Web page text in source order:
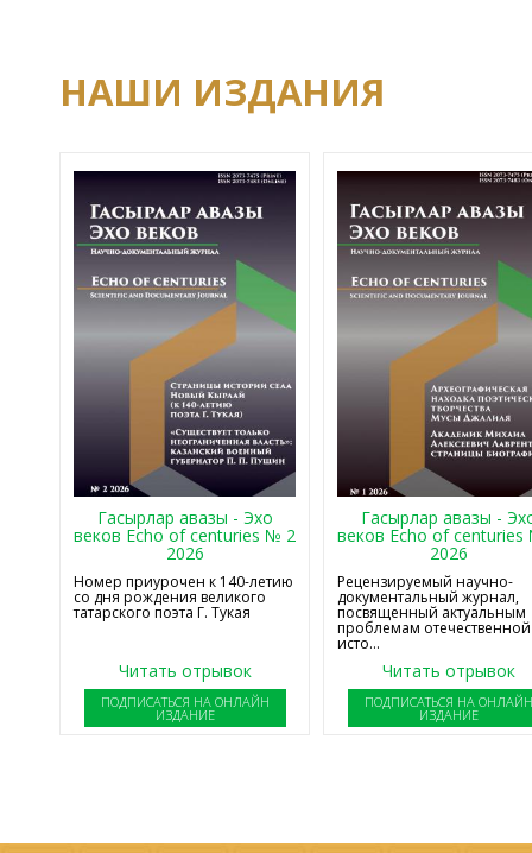
НАШИ ИЗДАНИЯ
Гасырлар авазы - Эхо
веков Echo of centuries № 2
2026
Номер приурочен к 140-летию
со дня рождения великого
татарского поэта Г. Тукая
Читать отрывок
ПОДПИСАТЬСЯ НА ОНЛАЙН
ИЗДАНИЕ
Гасырлар авазы -
веков Echo of
2026
Рецензируемый научно-
документальный журнал,
посвященный актуальным
проблемам отечественной
исто...
Читать отрывок
ПОДПИСАТЬСЯ НА
ИЗДАНИЕ